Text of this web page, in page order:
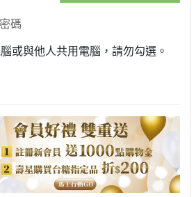
碼
或與他人共用電腦，請勿勾選。